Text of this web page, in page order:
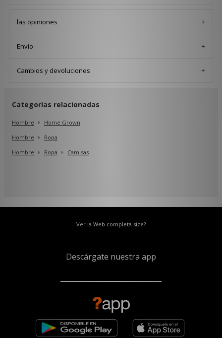
las opiniones
Envío
Cambios y devoluciones
Categorías relacionadas
Hombre
Home Grown
Hombre
Ropa
Hombre
Ropa Camisas
Ver la Web completa size?
Descárgate nuestra app